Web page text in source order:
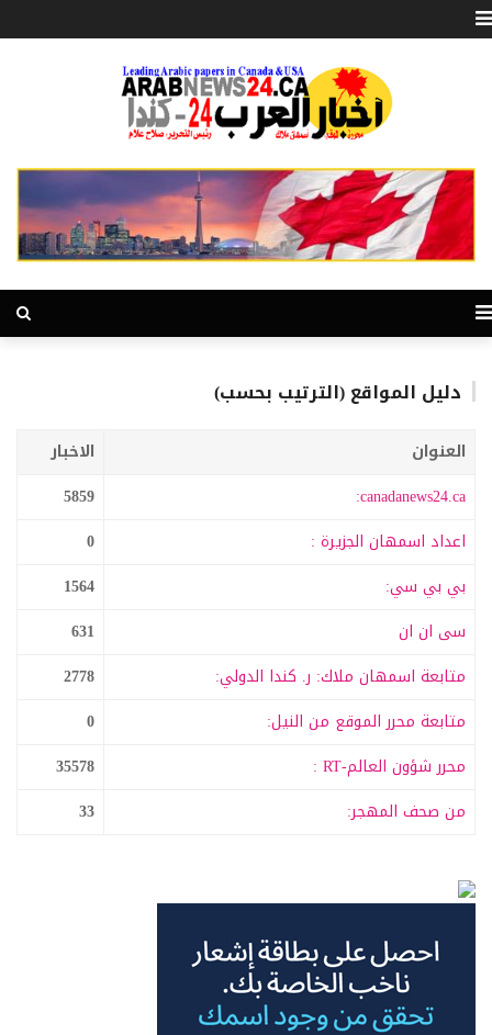
دليل المواقع (الترتيب بحسب)
العنوان
الاخبار
canadanews24.ca:
5859
اعداد اسمهان الجزيرة :
0
بي بي سي:
1564
سى ان ان
631
متابعة اسمهان ملاك: ر. كندا الدولي:
2778
متابعة محرر الموقع من النيل:
0
محرر شؤون العالم-RT :
35578
من صحف المهجر:
33